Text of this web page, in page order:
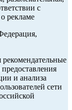
с
рекламе
и анализа
сети